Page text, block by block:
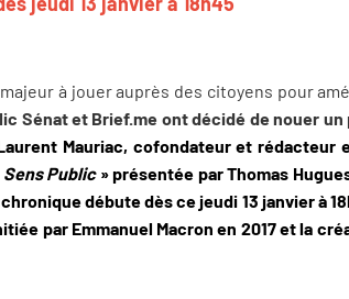
à jouer auprès des citoyens pour
Sénat et Brief.me ont décidé de nouer un
Mauriac, cofondateur et rédacteur
Sens Public» présentée par Thomas
débute dès ce jeudi 13 janvier à
par Emmanuel Macron en 2017 et la